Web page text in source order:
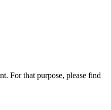
For that purpose, please find